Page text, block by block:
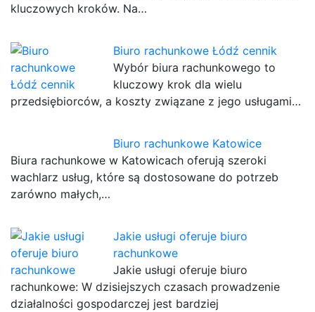
kluczowych kroków. Na…
Biuro rachunkowe Łódź cennik
Wybór biura rachunkowego to
kluczowy krok dla wielu
przedsiębiorców, a koszty związane z jego usługami…
Biuro rachunkowe Katowice
Biura rachunkowe w Katowicach oferują szeroki
wachlarz usług, które są dostosowane do potrzeb
zarówno małych,…
Jakie usługi oferuje biuro
rachunkowe
Jakie usługi oferuje biuro
rachunkowe: W dzisiejszych czasach prowadzenie
działalności gospodarczej jest bardziej